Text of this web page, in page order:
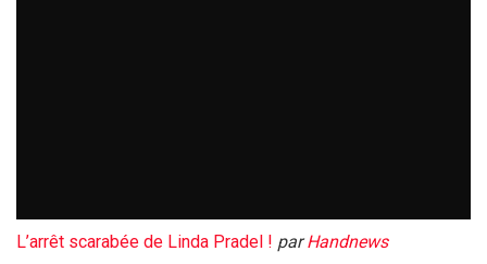
L’arrêt scarabée de Linda Pradel ! parHandnews